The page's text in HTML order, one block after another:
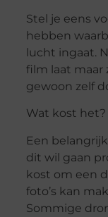
Stel je eens
hebben
lucht ingaat.
film laat maar
gewoon zelf
Wat kost het?
Een
dit wil gaan
kost om een
foto’s kan
Sommige